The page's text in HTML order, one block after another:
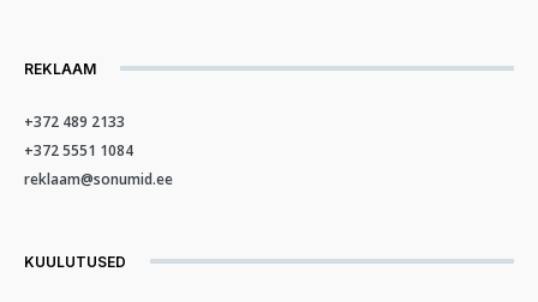
REKLAAM
+372 489 2133
+372 5551 1084
reklaam@sonumid.ee
KUULUTUSED